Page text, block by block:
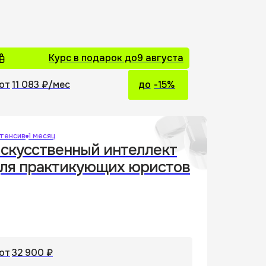
Курс в подарок до9 августа
от11 083 ₽/мес до -15%
1 месяц
интеллект
практикующих юристов
от32 900 ₽